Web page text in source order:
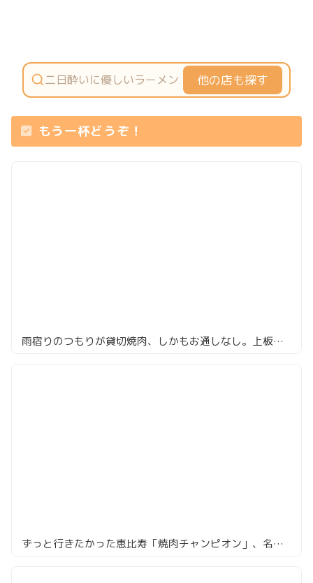
他の店も探す
もう一杯どうぞ！
雨宿りのつもりが貸切焼肉、しかもお通しなし。上板橋「七甲山」
ずっと行きたかった恵比寿「焼肉チャンピオン」、名物ざぶすきは焼肉と丼の境界を越えてきた